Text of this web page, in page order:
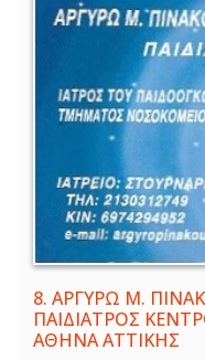
8. ΑΡΓΥΡΩ Μ.
ΠΑΙΔΙΑΤΡΟΣ
ΑΘΗΝΑ ΑΤΤΙΚΗΣ